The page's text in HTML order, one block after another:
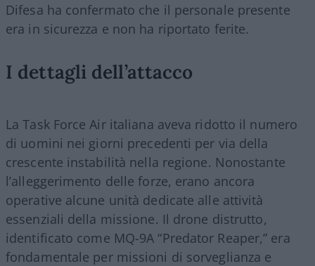
Difesa ha confermato che il personale presente
era in sicurezza e non ha riportato ferite.
I dettagli dell’attacco
La Task Force Air italiana aveva ridotto il numero
di uomini nei giorni precedenti per via della
crescente instabilità nella regione. Nonostante
l’alleggerimento delle forze, erano ancora
operative alcune unità dedicate alle attività
essenziali della missione. Il drone distrutto,
identificato come MQ-9A “Predator Reaper,” era
fondamentale per missioni di sorveglianza e